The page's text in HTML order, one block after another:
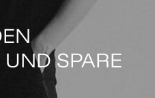
SPARE